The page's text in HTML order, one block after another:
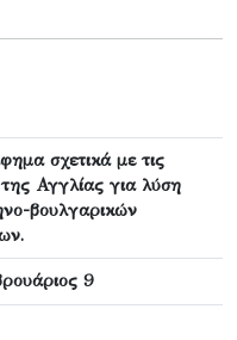
σχετικά με τις
της Αγγλίας για λύση
βουλγαρικών
9